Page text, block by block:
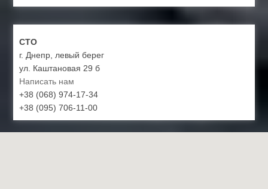
СТО
г. Днепр, левый берег
ул. Каштановая 29 б
Написать нам
+38 (068) 974-17-34
+38 (095) 706-11-00